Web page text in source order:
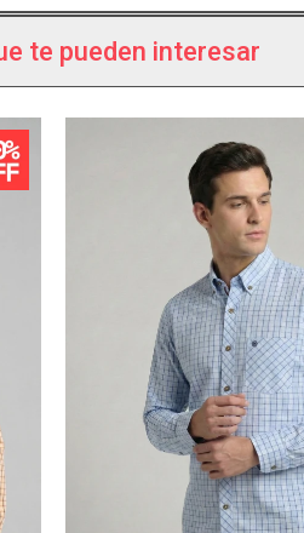
te pueden interesar